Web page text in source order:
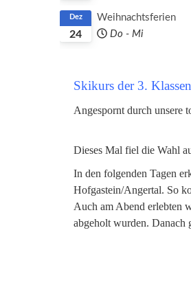
24
Dez
Weihnachtsferien
Do - Mi
Skikurs der 3.
Angespornt durch unsere
Dieses Mal fiel die Wahl
In den folgenden Tagen
Hofgastein/Angertal. So
Auch am Abend erlebten
abgeholt wurden. Danach